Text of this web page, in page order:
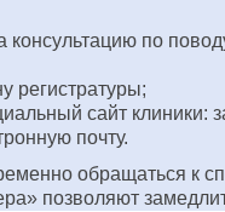
консультацию по
регистратуры;
сайт клиники:
почту.
обращаться к
позволяют